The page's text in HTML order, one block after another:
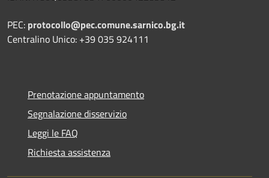
PEC: protocollo@pec.comune.sarnico.bg.it
Centralino Unico: +39 035 924111
Prenotazione appuntamento
Segnalazione disservizio
Leggi le FAQ
Richiesta assistenza